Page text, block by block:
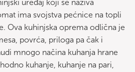
uređaj koji se naziva
ima svojstva pećnice na topli
Ova kuhinjska oprema odlična je
povrća, priloga pa čak i
mnogo načina kuhanja hrane
kuhanje, kuhanje na pari,